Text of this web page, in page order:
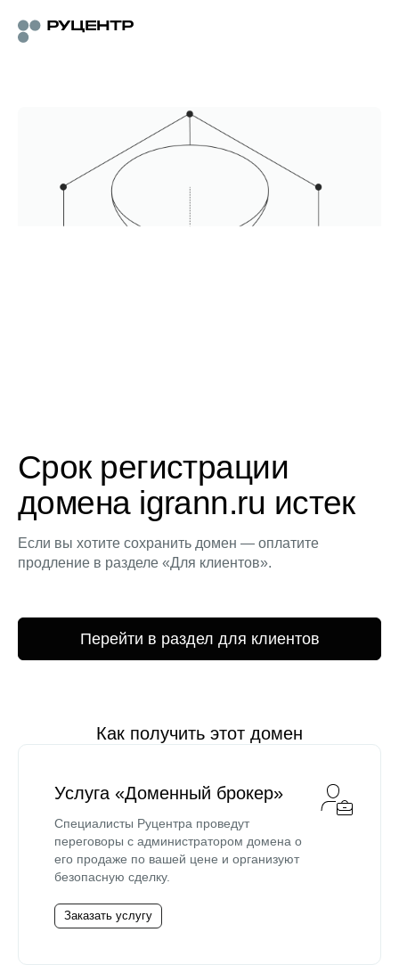
Срок регистрации
домена igrann.ru истек
Если вы хотите сохранить домен — оплатите
продление в разделе «Для клиентов».
Перейти в раздел для клиентов
Как получить этот домен
Услуга «Доменный брокер»
Специалисты Руцентра проведут
переговоры с администратором домена о
его продаже по вашей цене и организуют
безопасную сделку.
Заказать услугу